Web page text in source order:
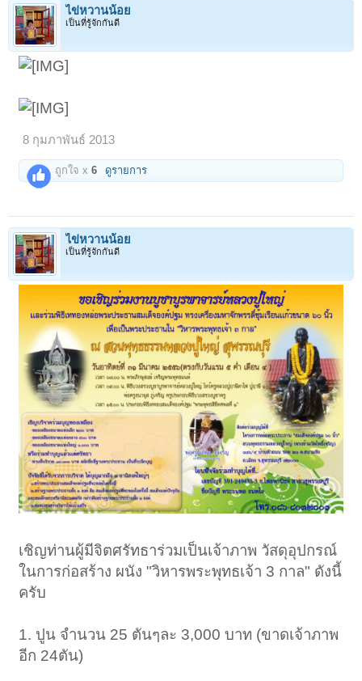
ไข่หวานน้อย
เป็นที่รู้จักกันดี
8 กุมภาพันธ์ 2013
ถูกใจ x6 ดูรายการ
ไข่หวานน้อย
เป็นที่รู้จักกันดี
เชิญท่านผู้มีจิตศรัทธาร่วมเป็นเจ้าภาพ วัสดุอุปกรณ์
ในการก่อสร้าง ผนัง "วิหารพระพุทธเจ้า 3 กาล" ดังนี้
ครับ
1. ปูน จำนวน 25 ตันๆละ 3,000 บาท (ขาดเจ้าภาพ
อีก 24ตัน)